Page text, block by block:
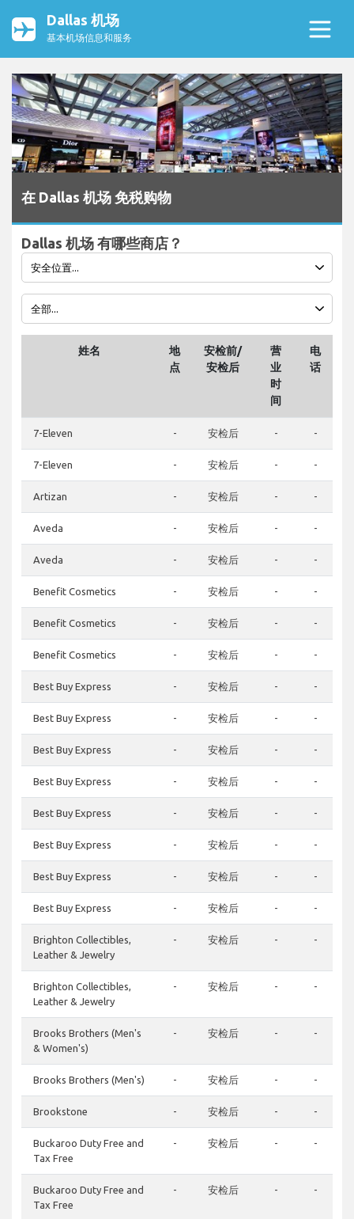
Dallas 机场
基本机场信息和服务
在 Dallas 机场 免税购物
Dallas 机场 有哪些商店？
姓名
地
点
安检前/
安检后
营
业
时
间
电
话
7-Eleven - 安检后 - -
7-Eleven - 安检后 - -
Artizan - 安检后 - -
Aveda - 安检后 - -
Aveda - 安检后 - -
Benefit Cosmetics - 安检后 - -
Benefit Cosmetics - 安检后 - -
Benefit Cosmetics - 安检后 - -
Best Buy Express - 安检后 - -
Best Buy Express - 安检后 - -
Best Buy Express - 安检后 - -
Best Buy Express - 安检后 - -
Best Buy Express - 安检后 - -
Best Buy Express - 安检后 - -
Best Buy Express - 安检后 - -
Best Buy Express - 安检后 - -
Brighton Collectibles,
Leather & Jewelry
- 安检后 - -
Brighton Collectibles,
Leather & Jewelry
- 安检后 - -
Brooks Brothers (Men's
& Women's)
- 安检后 - -
Brooks Brothers (Men's) - 安检后 - -
Brookstone - 安检后 - -
Buckaroo Duty Free and
Tax Free
- 安检后 - -
Buckaroo Duty Free and
Tax Free
- 安检后 - -